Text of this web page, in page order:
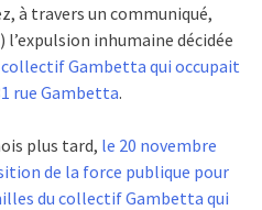
à travers un communiqué,
inhumaine décidée
collectif Gambetta qui occupait
rue Gambetta.
plus tard, le 20 novembre
de la force publique pour
du collectif Gambetta qui